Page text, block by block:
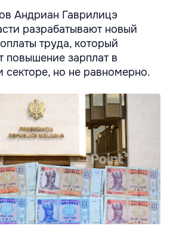
Андриан Гаврилицэ
разрабатывают новый
труда, который
повышение зарплат в
секторе, но не равномерно.